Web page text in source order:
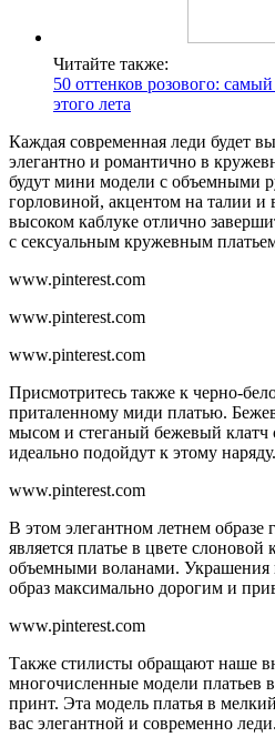
Читайте также:
50 оттенков розового:
этого лета
Каждая современная леди будет
элегантно и романтично в
будут мини модели с объемными
горловиной, акцентом на талии
высоком каблуке отлично
с сексуальным кружевным
www.pinterest.com
www.pinterest.com
www.pinterest.com
Присмотритесь также к черно-
приталенному миди платью.
мысом и стеганый бежевый клатч
идеально подойдут к этому наряду.
www.pinterest.com
В этом элегантном летнем образе
является платье в цвете
объемными воланами. Украшения
образ максимально дорогим и
www.pinterest.com
Также стилисты обращают наше
многочисленные модели платьев
принт. Эта модель платья в
вас элегантной и современно леди.